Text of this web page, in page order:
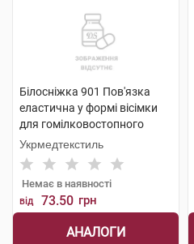
Білосніжка 901 Пов'язка
еластична у формі вісімки
для гомілковостопного
суглобу розмір 3 1 шт
Укрмедтекстиль
Немає в наявності
від 73.50 грн
АНАЛОГИ